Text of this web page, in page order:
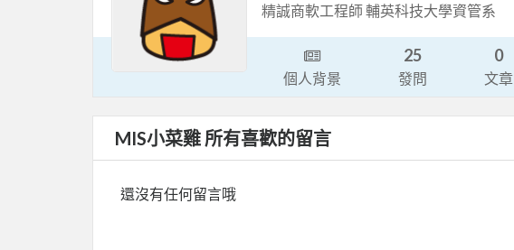
精誠商軟工程師 輔英科技大學資管系
個人背景
25
發問
0
文章
MIS小菜雞 所有喜歡的留言
還沒有任何留言哦